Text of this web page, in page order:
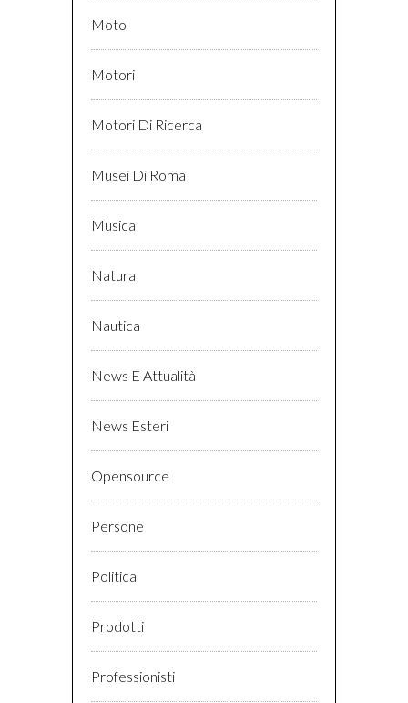
Moto
Motori
Motori Di Ricerca
Musei Di Roma
Musica
Natura
Nautica
News E Attualità
News Esteri
Opensource
Persone
Politica
Prodotti
Professionisti